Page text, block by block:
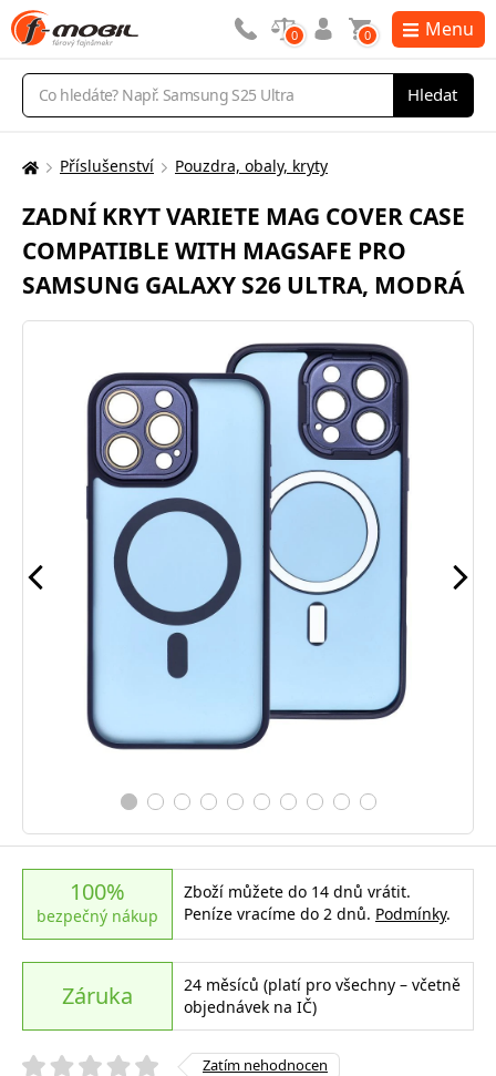
Vyhledávání
Hledat
0 0 Menu
Zde
nacházíte:
Příslušenství Pouzdra, obaly, kryty
ZADNÍ KRYT VARIETE MAG COVER CASE
COMPATIBLE WITH MAGSAFE PRO
SAMSUNG GALAXY S26 ULTRA, MODRÁ
100%
bezpečný nákup
Zboží můžete do 14 dnů vrátit.
Peníze vracíme do 2 dnů. Podmínky.
Záruka
24 měsíců (platí pro všechny – včetně
objednávek na IČ)
Zatím nehodnocen